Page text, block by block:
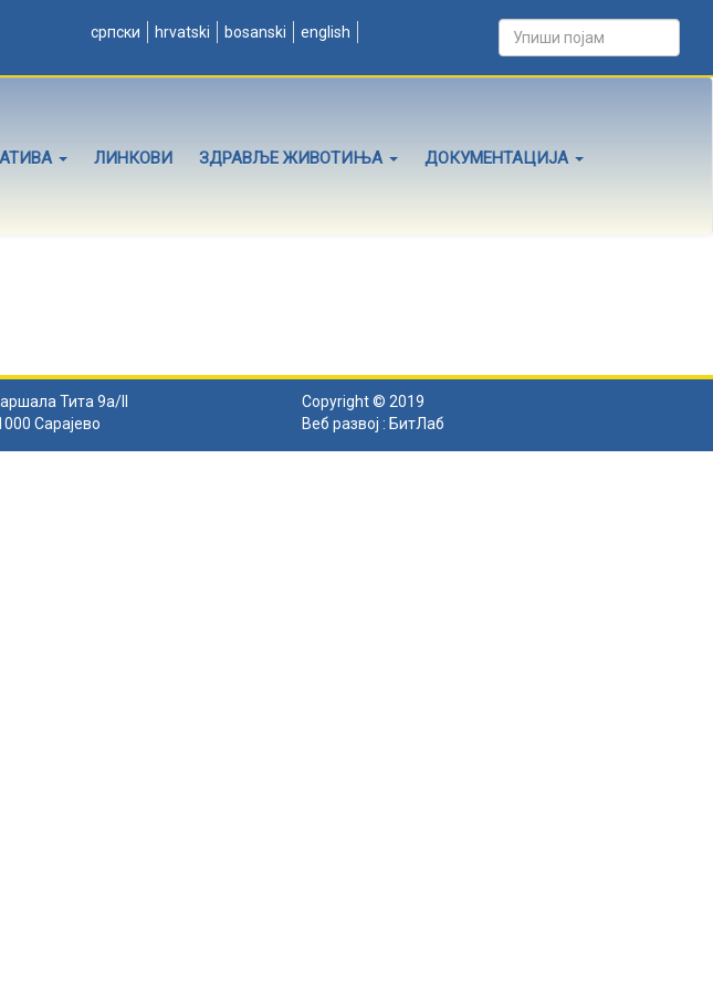
српски hrvatski bosanski english
ЛИНКОВИ ЗДРАВЉЕ ЖИВОТИЊА ДОКУМЕНТАЦИЈА
Тита 9а/II
Сарајево
Copyright © 2019
Веб развој : БитЛаб